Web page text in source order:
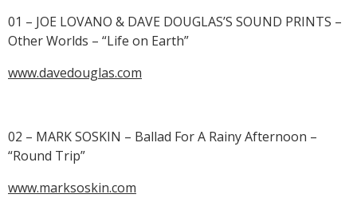
audio
01 – JOE LOVANO & DAVE DOUGLAS’S SOUND PRINTS –
Other Worlds – “Life on Earth”
www.davedouglas.com
02 – MARK SOSKIN – Ballad For A Rainy Afternoon –
“Round Trip”
www.marksoskin.com